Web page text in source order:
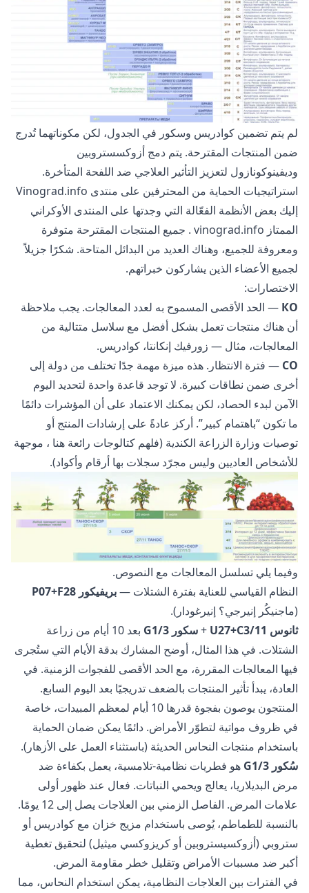
لم يتم تضمين كوادريس وسكور في الجدول، لكن مكوناتهما تُدرج
ضمن المنتجات المقترحة. يتم دمج أزوكسستروبين
وديفينوكونازول لتعزيز التأثير العلاجي ضد اللفحة المتأخرة.
استراتيجيات الحماية من المحترفين على منتدى Vinograd.info
إليك بعض الأنظمة الفعّالة التي وجدتها على المنتدى الأوكراني
الممتاز vinograd.info . جميع المنتجات المقترحة متوفرة
ومعروفة للجميع، وهناك العديد من البدائل المتاحة. شكرًا جزيلاً
لجميع الأعضاء الذين يشاركون خبراتهم.
الاختصارات:
КО — الحد الأقصى المسموح به لعدد المعالجات. يجب ملاحظة
أن هناك منتجات تعمل بشكل أفضل مع سلاسل متتالية من
المعالجات، مثال — زورفيك إنكانتا، كوادريس.
СО — فترة الانتظار. هذه ميزة مهمة جدًا تختلف من دولة إلى
أخرى ضمن نطاقات كبيرة. لا توجد قاعدة واحدة لتحديد اليوم
الآمن لبدء الحصاد، لكن يمكنك الاعتماد على أن المؤشرات دائمًا
ما تكون “باهتمام كبير”. أركز عادةً على إرشادات المنتج أو
توصيات وزارة الزراعة الكندية (فلهم كتالوجات رائعة هنا ، موجهة
للأشخاص العاديين وليس مجرّد سجلات بها أرقام وأكواد).
وفيما يلي تسلسل المعالجات مع النصوص.
النظام القياسي للعناية بفترة الشتلات —بريفيكور Р07+F28
(ماجنيكُر إنيرجي؟ إنيرغودار).
ثانوس U27+C3/11
+سكور G1/3
بعد 10 أيام من زراعة
الشتلات. في هذا المثال، أوضح المشارك بدقة الأيام التي ستُجرى
فيها المعالجات المقررة، مع الحد الأقصى للفجوات الزمنية. في
العادة، يبدأ تأثير المنتجات بالضعف تدريجيًا بعد اليوم السابع.
المنتجون يوصون بفجوة قدرها 10 أيام لمعظم المبيدات، خاصة
في ظروف مواتية لتطوّر الأمراض. دائمًا يمكن ضمان الحماية
باستخدام منتجات النحاس الحديثة (باستثناء العمل على الأزهار).
سُكور G1/3
هو فطريات نظامية-تلامسية، يعمل بكفاءة ضد
مرض البديلاريا، يعالج ويحمي النباتات. فعال عند ظهور أولى
علامات المرض. الفاصل الزمني بين العلاجات يصل إلى 12 يومًا.
بالنسبة للطماطم، يُوصى باستخدام مزيج خزان مع كوادريس أو
ستروبي (أزوكسيستروبين أو كريزوكسي ميثيل) لتحقيق تغطية
أكبر ضد مسببات الأمراض وتقليل خطر مقاومة المرض.
في الفترات بين العلاجات النظامية، يمكن استخدام النحاس، مما